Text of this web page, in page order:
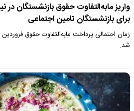
واریز مابه‌التفاوت حقوق بازنشستگان در
برای بازنشستگان تامین اجتماعی
زمان احتمالی پرداخت مابه‌التفاوت حقوق
شد.